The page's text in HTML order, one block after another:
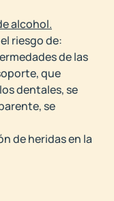
alcohol.
riesgo de:
de las
que
dentales, se
se
de heridas en la